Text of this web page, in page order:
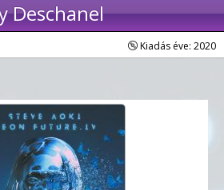
Deschanel
Kiadás éve: 2020